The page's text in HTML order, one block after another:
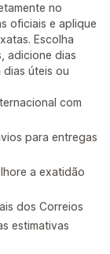
no
oficiais e aplique
Escolha
adicione dias
úteis ou
com
para entregas
a exatidão
dos Correios
estimativas